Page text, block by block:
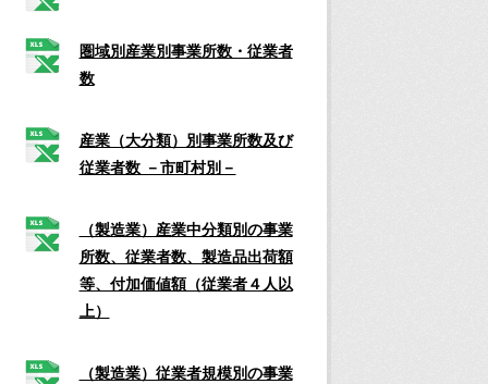
圏域別産業別事業所数・従業者
数
産業（大分類）別事業所数及び
従業者数 －市町村別－
（製造業）産業中分類別の事業
所数、従業者数、製造品出荷額
等、付加価値額（従業者４人以
上）
（製造業）従業者規模別の事業